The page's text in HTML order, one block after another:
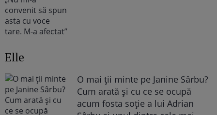
Elle
O mai ții minte pe Janine Sârbu?
Cum arată și cu ce se ocupă
acum fosta soție a lui Adrian